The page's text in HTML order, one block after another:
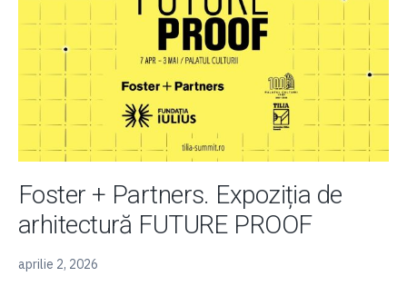
Linie
|
Lansarea
concursului
Foster + Partners. Expoziția de
arhitectură FUTURE PROOF
aprilie 2, 2026